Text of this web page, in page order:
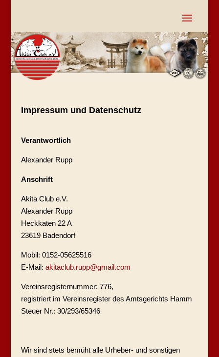
Impressum und Datenschutz
Verantwortlich
Alexander Rupp
Anschrift
Akita Club e.V.
Alexander Rupp
Heckkaten 22 A
23619 Badendorf
Mobil: 0152-05625516
E-Mail: akitaclub.rupp@gmail.com
Vereinsregisternummer: 776,
registriert im Vereinsregister des Amtsgerichts Hamm
Steuer Nr.: 30/293/65346
Wir sind stets bemüht alle Urheber- und sonstigen